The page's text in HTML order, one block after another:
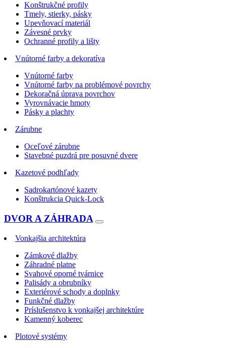
Konštrukčné profily
Tmely, stierky, pásky
Upevňovací materiál
Závesné prvky
Ochranné profily a lišty
Vnútorné farby a dekoratíva
Vnútorné farby
Vnútorné farby na problémové povrchy
Dekoračná úprava povrchov
Vyrovnávacie hmoty
Pásky a plachty
Zárubne
Oceľové zárubne
Stavebné puzdrá pre posuvné dvere
Kazetové podhľady
Sadrokartónové kazety
Konštrukcia Quick-Lock
DVOR A ZÁHRADA
Vonkajšia architektúra
Zámkové dlažby
Záhradné platne
Svahové oporné tvárnice
Palisády a obrubníky
Exteriérové schody a doplnky
Funkčné dlažby
Príslušenstvo k vonkajšej architektúre
Kamenný koberec
Plotové systémy